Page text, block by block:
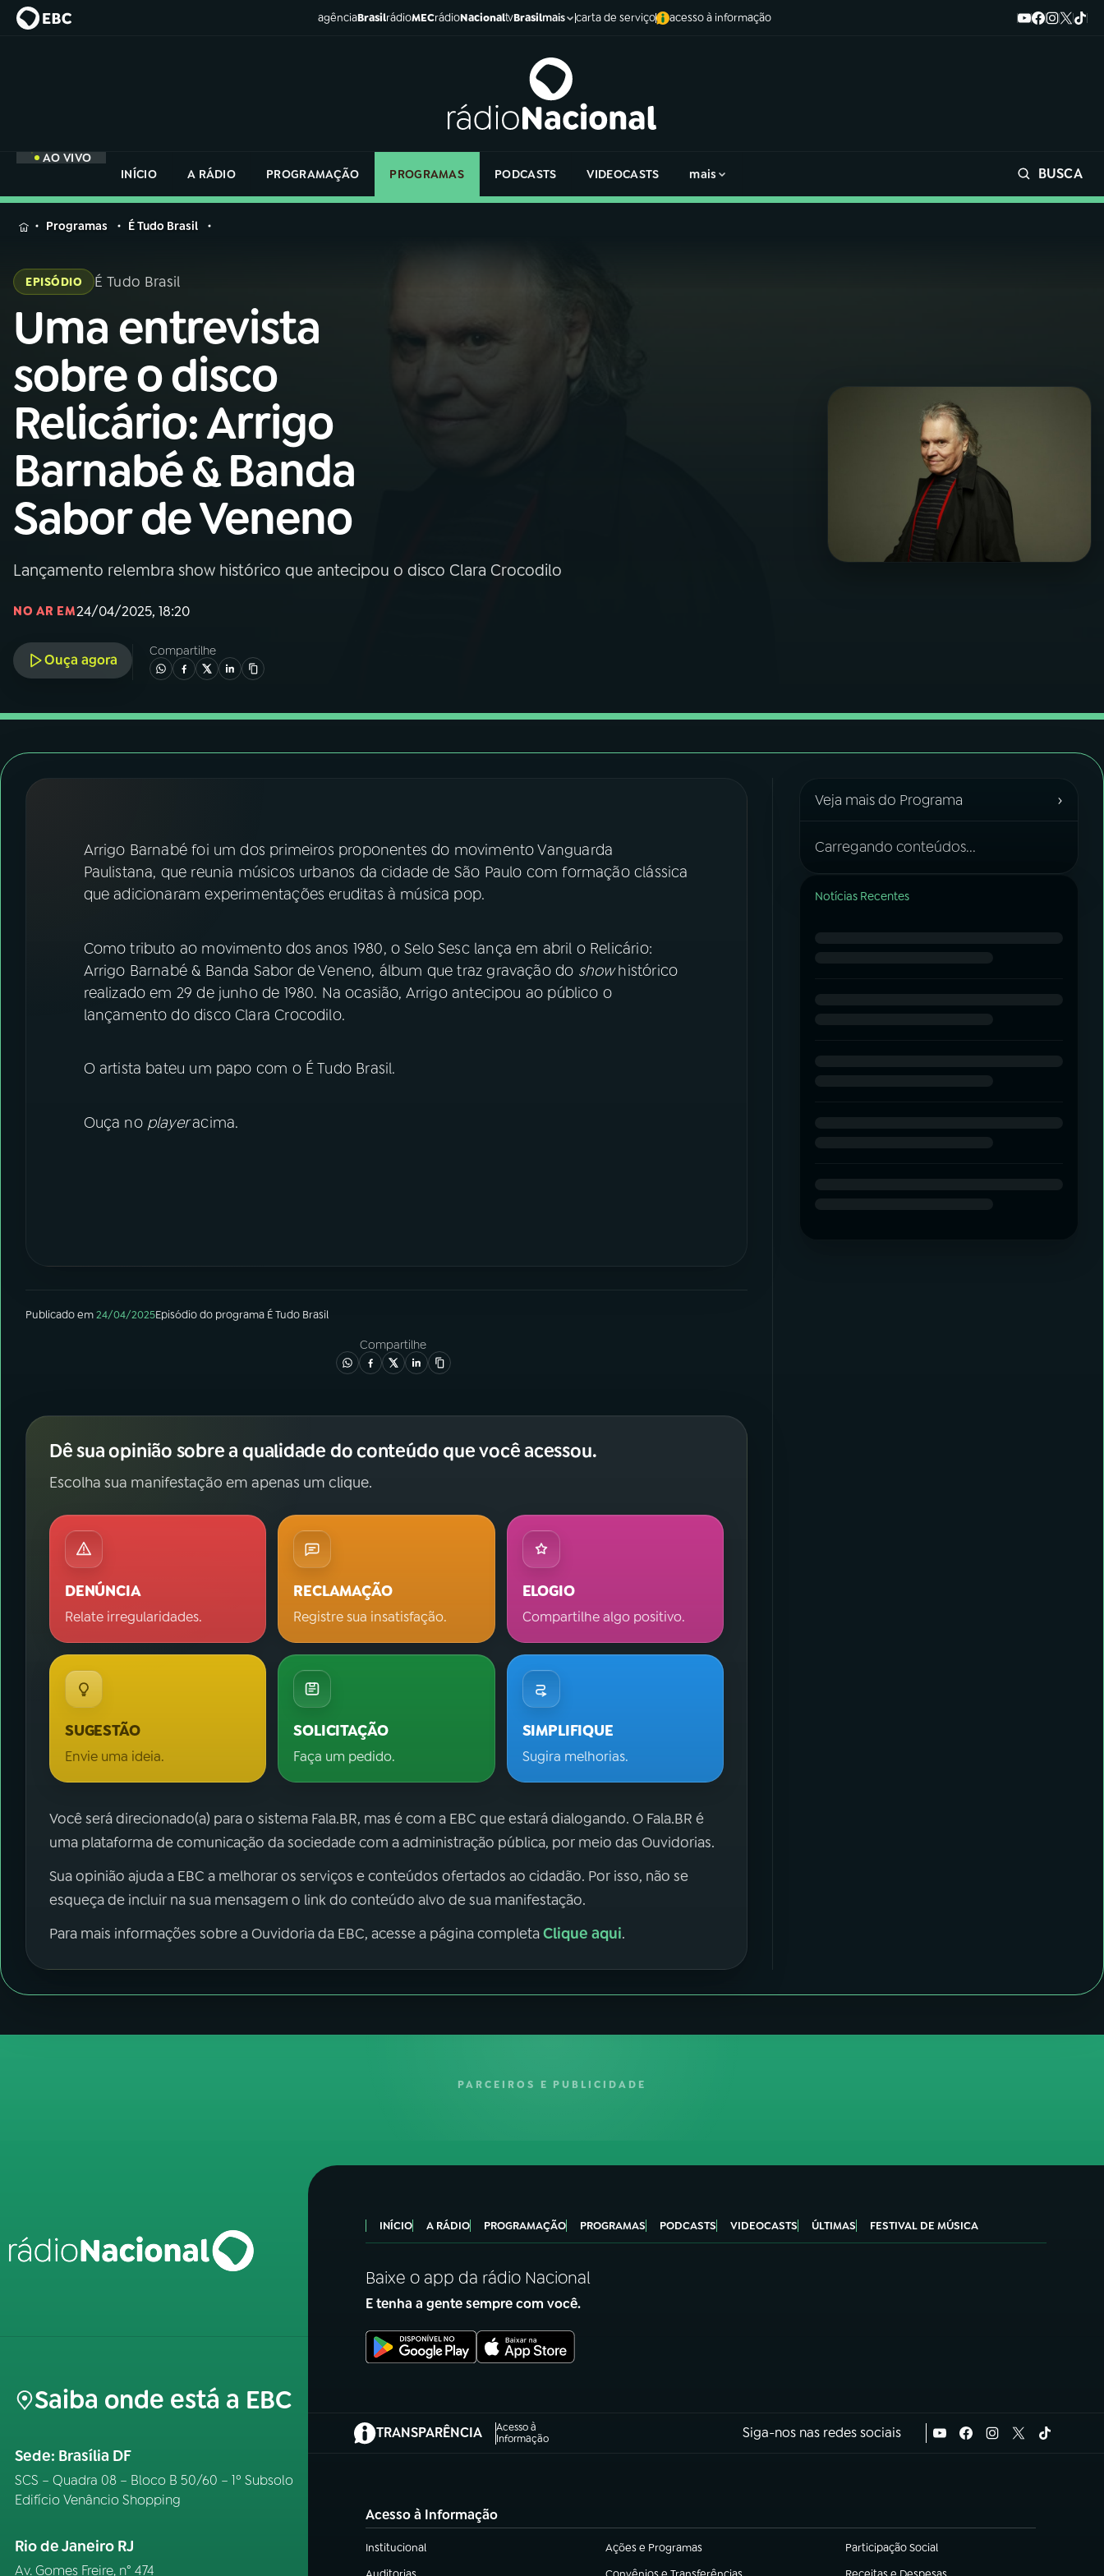
agênciaBrasilrádioMECrádioNacionaltvBrasilmais carta de serviço acesso à informação
AO VIVO
INÍCIO
A RÁDIO PROGRAMAÇÃO PROGRAMAS PODCASTS VIDEOCASTS mais BUSCA
MENU
Buscar
na
Rádio
Nacional
AO VIVO
01 INÍCIO
02 A RÁDIO
03 PROGRAMAÇÃO
04 PROGRAMAS
ACOMPANHE A RÁDIO NACIONAL
YouTube Facebook
na
Rádio
Programas É Tudo Brasil
EPISÓDIO É Tudo Brasil
Uma entrevista
sobre o disco
Relicário: Arrigo
Barnabé & Banda
Sabor de Veneno
Lançamento relembra show histórico que antecipou o disco Clara Crocodilo
NO AR EM24/04/2025, 18:20
Ouça agora
Compartilhe
Arrigo Barnabé foi um dos primeiros proponentes do movimento Vanguarda
Paulistana, que reunia músicos urbanos da cidade de São Paulo com formação clássica
que adicionaram experimentações eruditas à música pop.
Como tributo ao movimento dos anos 1980, o Selo Sesc lança em abril o Relicário:
Arrigo Barnabé & Banda Sabor de Veneno, álbum que traz gravação do showhistórico
realizado em 29 de junho de 1980. Na ocasião, Arrigo antecipou ao público o
lançamento do disco Clara Crocodilo.
O artista bateu um papo com o É Tudo Brasil.
Ouça no playeracima.
Publicado em24/04/2025Episódiodo programa É Tudo Brasil
Compartilhe
Dê sua opinião sobre a qualidade do conteúdo que você acessou.
Escolha sua manifestação em apenas um clique.
DENÚNCIA
Relate irregularidades.
RECLAMAÇÃO
Registre sua insatisfação.
ELOGIO
Compartilhe algo positivo.
SUGESTÃO
Envie uma ideia.
SOLICITAÇÃO
Faça um pedido.
SIMPLIFIQUE
Sugira melhorias.
Você será direcionado(a) para o sistema Fala.BR, mas é com a EBC que estará dialogando. O Fala.BR é
uma plataforma de comunicação da sociedade com a administração pública, por meio das Ouvidorias.
Sua opinião ajuda a EBC a melhorar os serviços e conteúdos ofertados ao cidadão. Por isso, não se
esqueça de incluir na sua mensagem o link do conteúdo alvo de sua manifestação.
Para mais informações sobre a Ouvidoria da EBC, acesse a página completaClique aqui.
Veja mais do Programa ›
Carregando conteúdos...
Notícias Recentes
PARCEIROS E PUBLICIDADE
Saiba onde está a EBC
Sede: Brasília DF
SCS – Quadra 08 – Bloco B 50/60 – 1º Subsolo
Edifício Venâncio Shopping
Rio de Janeiro RJ
Av. Gomes Freire, n° 474
INÍCIO A RÁDIO PROGRAMAÇÃO PROGRAMAS PODCASTS VIDEOCASTS ÚLTIMAS FESTIVAL DE MÚSICA
Baixe o app da rádio Nacional
E tenha a gente sempre com você.
TRANSPARÊNCIA
Acesso à
Informação
(abre em nova aba) Siga-nos nas redes sociais
Acesso à Informação
Institucional
(abre em nova aba) Ações e Programas
(abre em nova aba) Participação Social
(abre em nova aba)